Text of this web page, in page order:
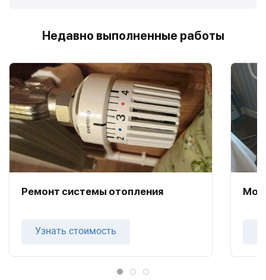
Недавно выполненные работы
Ремонт системы отопления
Узнать стоимость